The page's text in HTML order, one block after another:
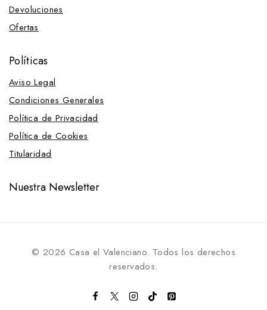
Devoluciones
Ofertas
Políticas
Aviso Legal
Condiciones Generales
Política de Privacidad
Política de Cookies
Titularidad
Nuestra Newsletter
© 2026 Casa el Valenciano. Todos los derechos
reservados.